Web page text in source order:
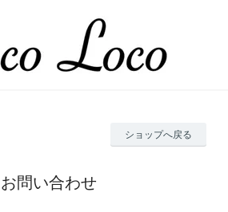
ショップへ戻る
お問い合わせ